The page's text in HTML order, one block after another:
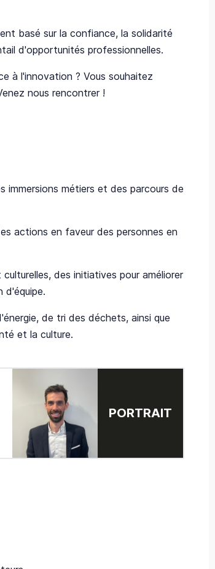
basé sur la confiance, la solidarité
d'opportunités professionnelles.
à l'innovation ? Vous souhaitez
nous rencontrer !
immersions métiers et des parcours de
actions en faveur des personnes en
des initiatives pour améliorer
d'équipe.
de tri des déchets, ainsi que
et la culture.
PORTRAIT